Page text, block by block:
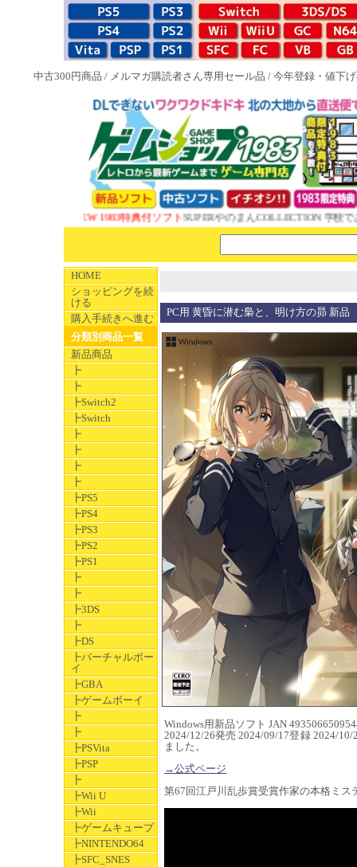
中古300円商品 / メルマガ購読者さん専用セール品 / 今年登録・値下
NEW 1983特典付ソフトSUPERやのまんCOLLECTION 学校であっ
HOME
ショッピングを続
ける
購入手続きへ進む
分類別商品一覧
新品商品
┣
┣
┣Switch2
┣Switch
┣
┣
┣
┣
┣PS5
┣PS4
┣PS3
┣PS2
┣PS1
┣
┣
┣3DS
┣
┣DS
┣バーチャルボー
イ
┣GBA
┣ゲームボーイ
┣
┣
┣PSVita
┣PSP
┣
┣Wii U
┣Wii
┣ゲームキューブ
┣NINTENDO64
┣SFC_SNES
PC用 黄昏に潜む梟と、明け方の昴 新品
Windows用新品ソフト JAN
2024/12/26発売 2024/09/17登録 2024/
ました。
→公式ページ
第67回江戸川乱歩賞受賞作家の本格ミ